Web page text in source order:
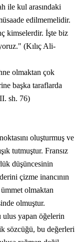
ile kul arasındaki
edilmemelidir.
kimselerdir. İşte biz
(Kılıç Ali-
olmaktan çok
başka taraflarda
sh. 76)
oluşturmuş ve
tutmuştur. Fransız
düşüncesinin
çizme inancının
olmaktan
olmuştur.
ulus yapan öğelerin
sözcüğü, bu değerleri